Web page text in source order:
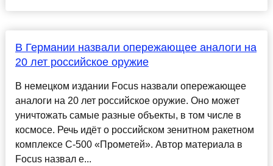
В Германии назвали опережающее аналоги на
20 лет российское оружие
В немецком издании Focus назвали опережающее
аналоги на 20 лет российское оружие. Оно может
уничтожать самые разные объекты, в том числе в
космосе. Речь идёт о российском зенитном ракетном
комплексе С-500 «Прометей». Автор материала в
Focus назвал е...